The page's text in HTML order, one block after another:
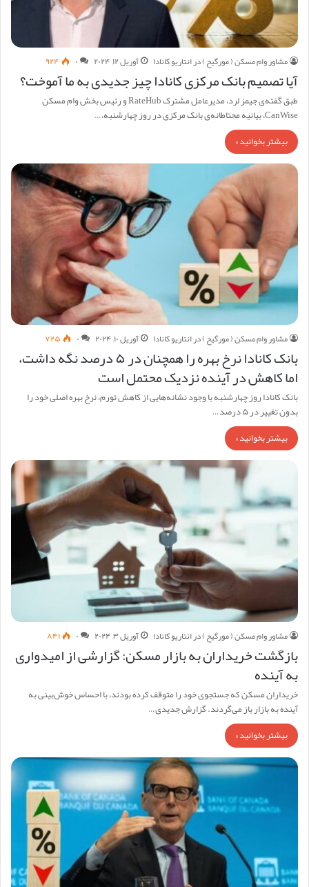
مشاور وام مسکن ( مورگیح ) در انتاریو کانادا آوریل ۱۲, ۲۰۲۴ ۰ ۹۲۴
آیا تصمیم بانک مرکزی کانادا چیز جدیدی به ما آموخت؟
طبق گفته‌ی جیمز لرد، مدیرعامل مشترک RateHub و رئیس بخش وام مسکن
CanWise، بیانیه محتاطانه‌ی بانک مرکزی در روز چهارشنبه،…
بیشتر بخوانید »
مشاور وام مسکن ( مورگیح ) در انتاریو کانادا آوریل ۱۰, ۲۰۲۴ ۰ ۷۲۵
بانک کانادا نرخ بهره را همچنان در ۵ درصد نگه داشت،
اما کاهش در آینده نزدیک محتمل است
بانک کانادا روز چهارشنبه با وجود نشانه‌هایی از کاهش تورم، نرخ بهره اصلی خود را
بدون تغییر در ۵ درصد…
بیشتر بخوانید »
مشاور وام مسکن ( مورگیح ) در انتاریو کانادا آوریل ۳, ۲۰۲۴ ۰ ۸۴۱
بازگشت خریداران به بازار مسکن: گزارشی از امیدواری
به آینده
خریداران مسکن که جستجوی خود را متوقف کرده بودند، با احساس خوش‌بینی به
آینده به بازار باز می‌گردند. گزارش جدیدی…
بیشتر بخوانید »